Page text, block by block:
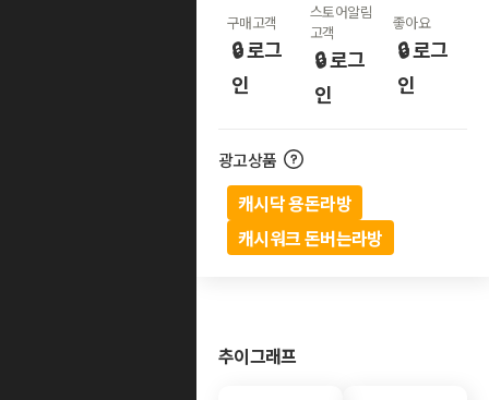
구매고객
🔒 로그
인
스토어알림
고객
🔒 로그
인
좋아요
🔒 로그
인
광고상품
캐시닥 용돈라방
캐시워크 돈버는라방
추이그래프